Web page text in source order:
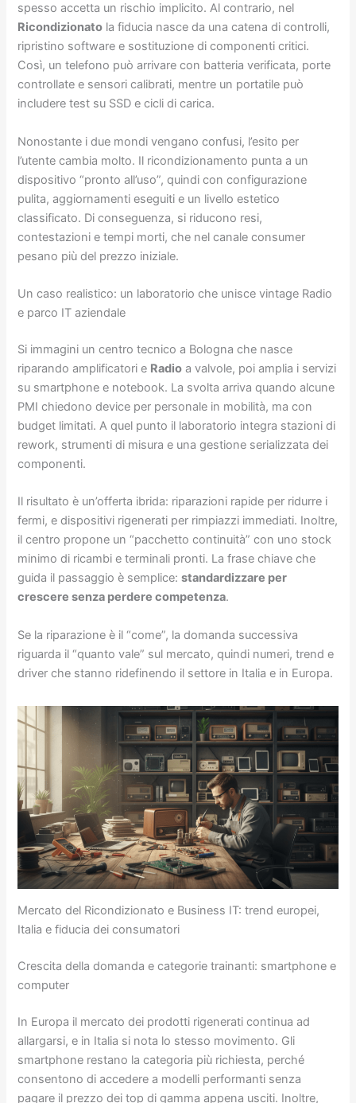
spesso accetta un rischio implicito. Al contrario, nel
Ricondizionato la fiducia nasce da una catena di controlli,
ripristino software e sostituzione di componenti critici.
Così, un telefono può arrivare con batteria verificata, porte
controllate e sensori calibrati, mentre un portatile può
includere test su SSD e cicli di carica.
Nonostante i due mondi vengano confusi, l’esito per
l’utente cambia molto. Il ricondizionamento punta a un
dispositivo “pronto all’uso”, quindi con configurazione
pulita, aggiornamenti eseguiti e un livello estetico
classificato. Di conseguenza, si riducono resi,
contestazioni e tempi morti, che nel canale consumer
pesano più del prezzo iniziale.
Un caso realistico: un laboratorio che unisce vintage Radio
e parco IT aziendale
Si immagini un centro tecnico a Bologna che nasce
riparando amplificatori e Radio a valvole, poi amplia i servizi
su smartphone e notebook. La svolta arriva quando alcune
PMI chiedono device per personale in mobilità, ma con
budget limitati. A quel punto il laboratorio integra stazioni di
rework, strumenti di misura e una gestione serializzata dei
componenti.
Il risultato è un’offerta ibrida: riparazioni rapide per ridurre i
fermi, e dispositivi rigenerati per rimpiazzi immediati. Inoltre,
il centro propone un “pacchetto continuità” con uno stock
minimo di ricambi e terminali pronti. La frase chiave che
guida il passaggio è semplice:standardizzare per
crescere senza perdere competenza.
Se la riparazione è il “come”, la domanda successiva
riguarda il “quanto vale” sul mercato, quindi numeri, trend e
driver che stanno ridefinendo il settore in Italia e in Europa.
Mercato del Ricondizionato e Business IT: trend europei,
Italia e fiducia dei consumatori
Crescita della domanda e categorie trainanti: smartphone e
computer
In Europa il mercato dei prodotti rigenerati continua ad
allargarsi, e in Italia si nota lo stesso movimento. Gli
smartphone restano la categoria più richiesta, perché
consentono di accedere a modelli performanti senza
pagare il prezzo dei top di gamma appena usciti. Inoltre,